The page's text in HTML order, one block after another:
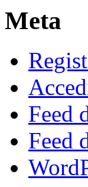
Meta
Feed
Feed